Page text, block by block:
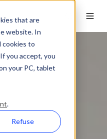
that are
website. In
cookies to
you accept, you
your PC, tablet
.
Refuse